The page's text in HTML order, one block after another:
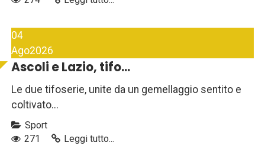
04
Ago2026
Ascoli e Lazio, tifo...
Le due tifoserie, unite da un gemellaggio sentito e
coltivato...
Sport
271
Leggi tutto...